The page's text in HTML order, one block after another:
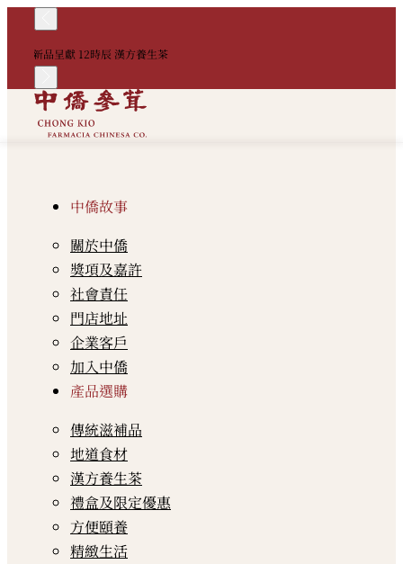
新品呈獻 12時辰 漢方養生茶
中僑故事
關於中僑
獎項及嘉許
社會責任
門店地址
企業客戶
加入中僑
產品選購
傳統滋補品
地道食材
漢方養生茶
禮盒及限定優惠
方便頤養
精緻生活